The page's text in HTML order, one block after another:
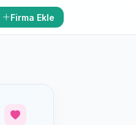
Firma Ekle